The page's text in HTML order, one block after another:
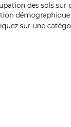
des sols sur
sur une